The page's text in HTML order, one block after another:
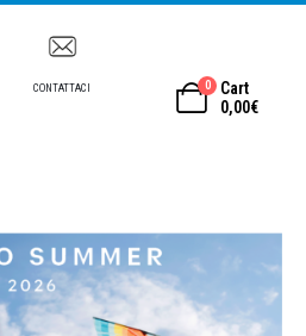
CONTATTACI 0
Cart
0,00€